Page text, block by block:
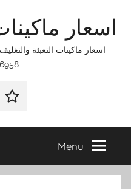
اسعار
Menu